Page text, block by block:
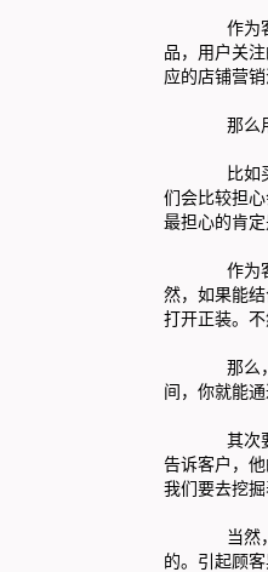
作为
品，用户关
应的店铺营
那么用户
比如买护
们会比较担
最担心的肯
作为客服
然，如果能
打开正装。
那么，怎
间，你就能
其次要在
告诉客户，
我们要去挖
当然，在
的。引起顾